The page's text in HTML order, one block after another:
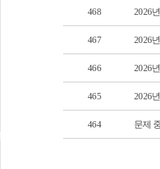
468 2026
467 2026
466 2026
465 2026
464 문제